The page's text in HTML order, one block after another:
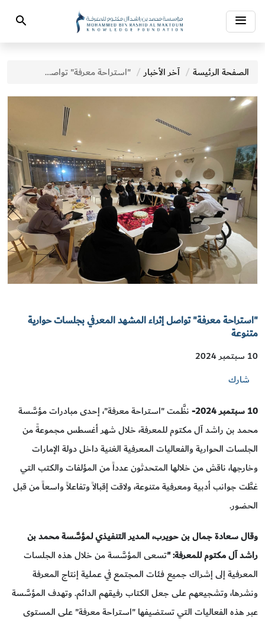
Toggle
navigation
Search
الصفحة الرئيسة آخر الأخبار "استراحة معرفة" تواصل إثراء المشهد المعرفي بجلسات حوارية متنوعة
"استراحة معرفة" تواصل إثراء المشهد المعرفي بجلسات حوارية
متنوعة
10 سبتمبر 2024
شارك
10 سبتمبر 2024-
نظَّمت "استراحة معرفة"، إحدى مبادرات مؤسَّسة
محمد بن راشد آل مكتوم للمعرفة، خلال شهر أغسطس مجموعةً من
الجلسات الحوارية والفعاليات المعرفية الغنية داخل دولة الإمارات
وخارجها، ناقش من خلالها المتحدثون عدداً من المؤلفات والكتب التي
غطَّت جوانب أدبية ومعرفية متنوعة، ولاقت إقبالاً وتفاعلاً واسعاً من قبل
الحضور.
وقال سعادة جمال بن حويرب، المدير التنفيذي لمؤسَّسة محمد بن
راشد آل مكتوم للمعرفة: "تسعى المؤسَّسة من خلال هذه الجلسات
المعرفية إلى إشراك جميع فئات المجتمع في عملية إنتاج المعرفة
ونشرها، وتشجيعهم على جعل الكتاب رفيقهم الدائم. وتهدف المؤسَّسة
عبر هذه الفعاليات التي تستضيفها "استراحة معرفة" على المستوى